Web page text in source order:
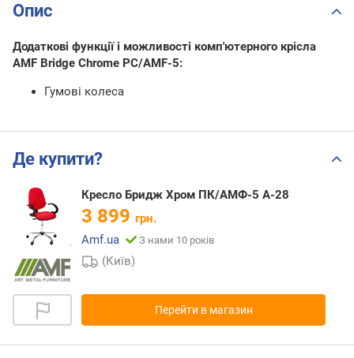
Опис
Додаткові функції і можливості комп'ютерного крісла
AMF Bridge Chrome PC/AMF-5:
Гумові колеса
Де купити?
Кресло Бридж Хром ПК/АМФ-5 А-28
3 899 грн.
Amf.ua
З нами 10 років
(Київ)
Перейти в магазин